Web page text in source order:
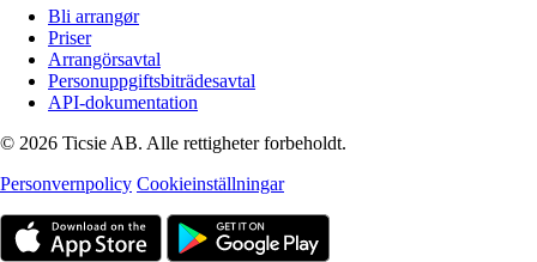
Bli arrangør
Priser
Arrangörsavtal
Personuppgiftsbiträdesavtal
API-dokumentation
© 2026 Ticsie AB. Alle rettigheter forbeholdt.
Personvernpolicy Cookieinställningar